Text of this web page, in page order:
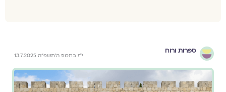
ספרות ורוח
י״ז בתמוז ה׳תשפ״ה 13.7.2025